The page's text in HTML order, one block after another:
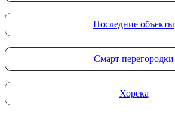
Последние объекты
Смарт перегородки
Хорека